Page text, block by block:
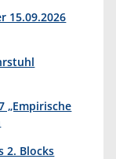
15.09.2026
„Empirische
2. Blocks